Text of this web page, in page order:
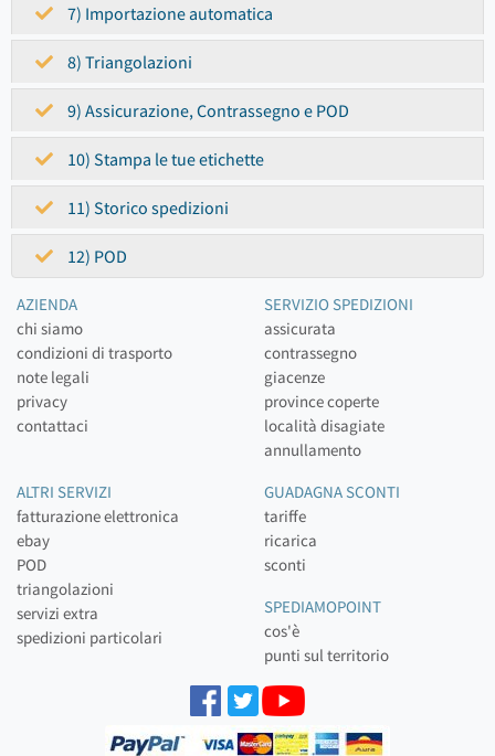
7) Importazione automatica
8) Triangolazioni
9) Assicurazione, Contrassegno e POD
10) Stampa le tue etichette
11) Storico spedizioni
12) POD
AZIENDA
chi siamo
condizioni di trasporto
note legali
privacy
contattaci
SERVIZIO SPEDIZIONI
assicurata
contrassegno
giacenze
province coperte
località disagiate
annullamento
ALTRI SERVIZI
fatturazione elettronica
ebay
POD
triangolazioni
servizi extra
spedizioni particolari
GUADAGNA SCONTI
tariffe
ricarica
sconti
SPEDIAMOPOINT
cos'è
punti sul territorio